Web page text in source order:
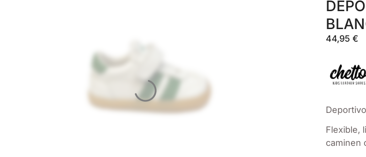
44,95 €
Flexible,
caminen